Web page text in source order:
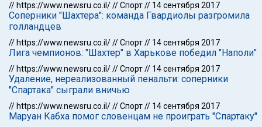
// https://www.newsru.co.il///Спорт// 14 сентября 2017
Соперники "Шахтера": команда Гвардиолы разгромила
голландцев
// https://www.newsru.co.il///Спорт// 14 сентября 2017
Лига чемпионов: "Шахтер" в Харькове победил "Наполи"
// https://www.newsru.co.il///Спорт// 14 сентября 2017
Удаление, нереализованный пенальти: соперники
"Спартака" сыграли вничью
// https://www.newsru.co.il///Спорт// 14 сентября 2017
Маруан Кабха помог словенцам не проиграть "Спартаку"